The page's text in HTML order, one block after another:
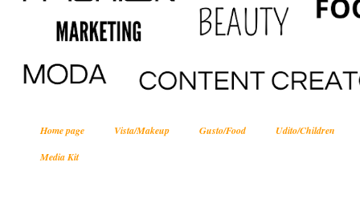
Home page Vista/Makeup Gusto/Food
Udito/Children
Media Kit